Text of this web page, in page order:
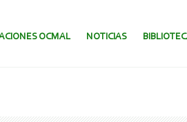
OCMAL NOTICIAS